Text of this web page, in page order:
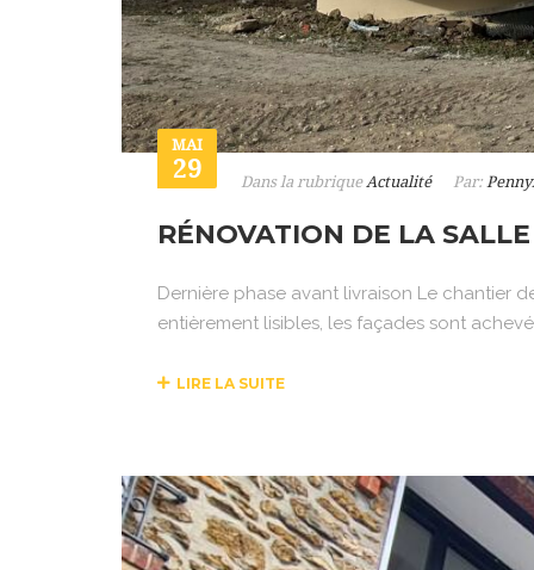
MAI
29 Dans la rubrique Actualité Par:
RÉNOVATION DE LA
Dernière phase avant livraison Le chantier
entièrement lisibles, les façades sont
LIRE LA SUITE